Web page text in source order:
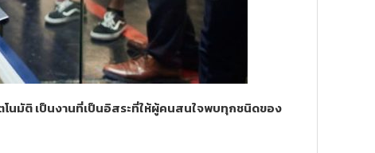
นมัติ เป็นงานที่เป็นอิสระที่ให้ผู้คนสนใจพบทุกชนิดของ